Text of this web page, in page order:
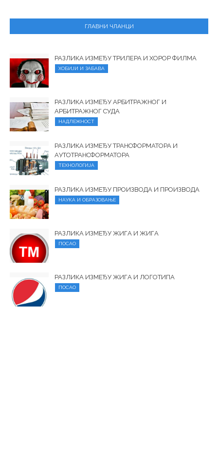
ГЛАВНИ ЧЛАНЦИ
РАЗЛИКА ИЗМЕЂУ ТРИЛЕРА И ХОРОР ФИЛМА
ХОБИЈИ И ЗАБАВА
РАЗЛИКА ИЗМЕЂУ АРБИТРАЖНОГ И
АРБИТРАЖНОГ СУДА
НАДЛЕЖНОСТ
РАЗЛИКА ИЗМЕЂУ ТРАНСФОРМАТОРА И
АУТОТРАНСФОРМАТОРА
ТЕХНОЛОГИЈА
РАЗЛИКА ИЗМЕЂУ ПРОИЗВОДА И ПРОИЗВОДА
НАУКА И ОБРАЗОВАЊЕ
РАЗЛИКА ИЗМЕЂУ ЖИГА И ЖИГА
ПОСАО
РАЗЛИКА ИЗМЕЂУ ЖИГА И ЛОГОТИПА
ПОСАО